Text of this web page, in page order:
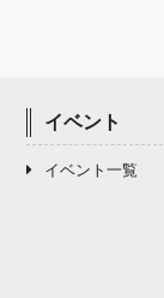
イベント
イベント一覧